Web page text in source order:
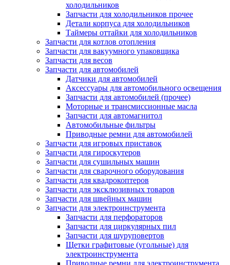
холодильников
Запчасти для холодильников прочее
Детали корпуса для холодильников
Таймеры оттайки для холодильников
Запчасти для котлов отопления
Запчасти для вакуумного упаковщика
Запчасти для весов
Запчасти для автомобилей
Датчики для автомобилей
Аксессуары для автомобильного освещения
Запчасти для автомобилей (прочее)
Моторные и трансмиссионные масла
Запчасти для автомагнитол
Автомобильные фильтры
Приводные ремни для автомобилей
Запчасти для игровых приставок
Запчасти для гироскутеров
Запчасти для сушильных машин
Запчасти для сварочного оборудования
Запчасти для квадрокоптеров
Запчасти для эксклюзивных товаров
Запчасти для швейных машин
Запчасти для электроинструмента
Запчасти для перфораторов
Запчасти для циркулярных пил
Запчасти для шуруповертов
Щетки графитовые (угольные) для
электроинструмента
Приводные ремни для электроинструмента